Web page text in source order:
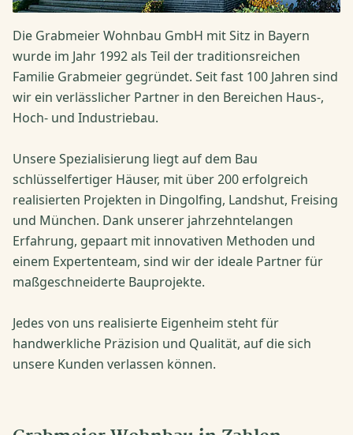
Die Grabmeier Wohnbau GmbH mit Sitz in Bayern
wurde im Jahr 1992 als Teil der traditionsreichen
Familie Grabmeier gegründet. Seit fast 100 Jahren sind
wir ein verlässlicher Partner in den Bereichen Haus-,
Hoch- und Industriebau.
Unsere Spezialisierung liegt auf dem Bau
schlüsselfertiger Häuser, mit über 200 erfolgreich
realisierten Projekten in Dingolfing, Landshut, Freising
und München. Dank unserer jahrzehntelangen
Erfahrung, gepaart mit innovativen Methoden und
einem Expertenteam, sind wir der ideale Partner für
maßgeschneiderte Bauprojekte.
Jedes von uns realisierte Eigenheim steht für
handwerkliche Präzision und Qualität, auf die sich
unsere Kunden verlassen können.